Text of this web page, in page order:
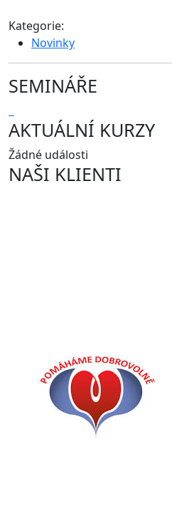
Kategorie:
Novinky
SEMINÁŘE
AKTUÁLNÍ KURZY
Žádné události
NAŠI KLIENTI